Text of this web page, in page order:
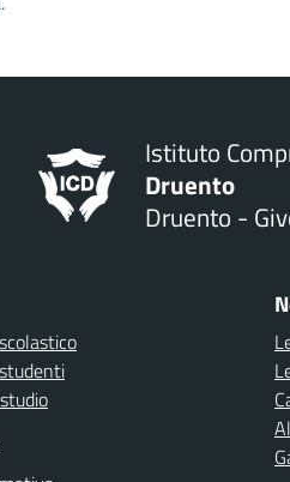
Istituto
Druento
Druento -